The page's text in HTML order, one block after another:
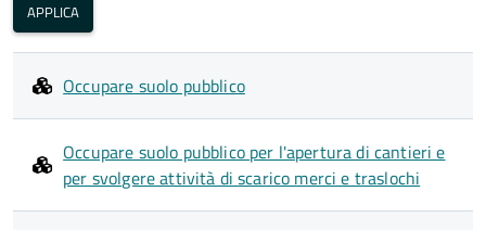
Occupare suolo pubblico
Occupare suolo pubblico per l'apertura di cantieri e
per svolgere attività di scarico merci e traslochi